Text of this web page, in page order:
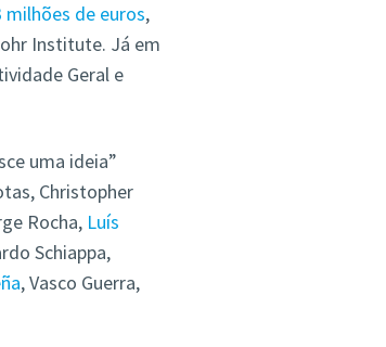
de euros,
Institute. Já em
Geral e
uma ideia”
Christopher
Rocha, Luís
Schiappa,
, Vasco Guerra,